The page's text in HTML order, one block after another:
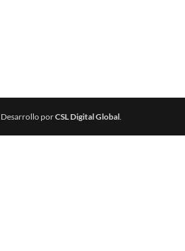
Desarrollo porCSL Digital Global.